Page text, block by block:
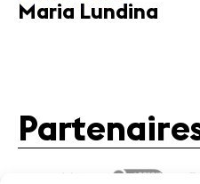
Maria Lundina